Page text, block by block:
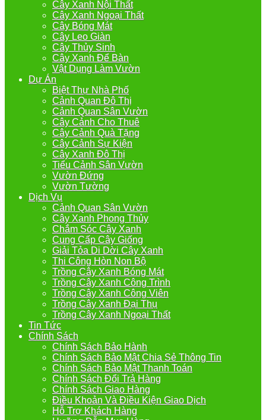
Cây Xanh Nội Thất
Cây Xanh Ngoại Thất
Cây Bóng Mát
Cây Leo Giàn
Cây Thủy Sinh
Cây Xanh Để Bàn
Vật Dụng Làm Vườn
Dự Án
Biệt Thự Nhà Phố
Cảnh Quan Đô Thị
Cảnh Quan Sân Vườn
Cây Cảnh Cho Thuê
Cây Cảnh Quà Tặng
Cây Cảnh Sự Kiện
Cây Xanh Đô Thị
Tiểu Cảnh Sân Vườn
Vườn Đứng
Vườn Tường
Dịch Vụ
Cảnh Quan Sân Vườn
Cây Xanh Phong Thủy
Chắm Sóc Cây Xanh
Cung Cấp Cây Giống
Giải Tỏa Di Dời Cây Xanh
Thi Công Hòn Non Bộ
Trồng Cây Xanh Bóng Mát
Trồng Cây Xanh Công Trình
Trồng Cây Xanh Công Viên
Trồng Cây Xanh Đại Thụ
Trồng Cây Xanh Ngoại Thất
Tin Tức
Chính Sách
Chính Sách Bảo Hành
Chính Sách Bảo Mật Chia Sẻ Thông Tin
Chính Sách Bảo Mật Thanh Toán
Chính Sách Đổi Trả Hàng
Chính Sách Giao Hàng
Điều Khoản Và Điều Kiện Giao Dịch
Hỗ Trợ Khách Hàng